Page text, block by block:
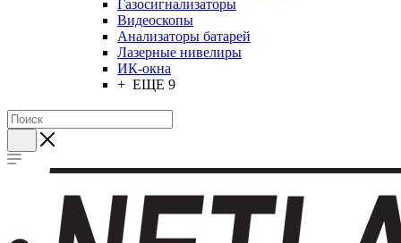
Газосигнализаторы
Видеоскопы
Анализаторы батарей
Лазерные нивелиры
ИК-окна
+ ЕЩЕ 9